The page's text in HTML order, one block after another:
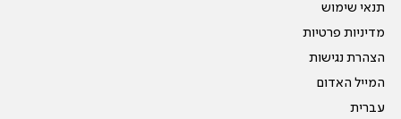
תנאי שימוש
מדיניות פרטיות
הצהרת נגישות
המייל האדום
עברית